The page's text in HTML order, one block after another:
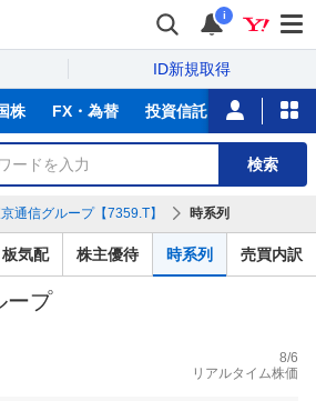
i
ID新規取得
株 FX・為替 投資信託 ニュース
検索
通信グループ【7359.T】 時系列
板気配 株主優待 時系列 売買内訳
ープ
8/6
リアルタイム株価